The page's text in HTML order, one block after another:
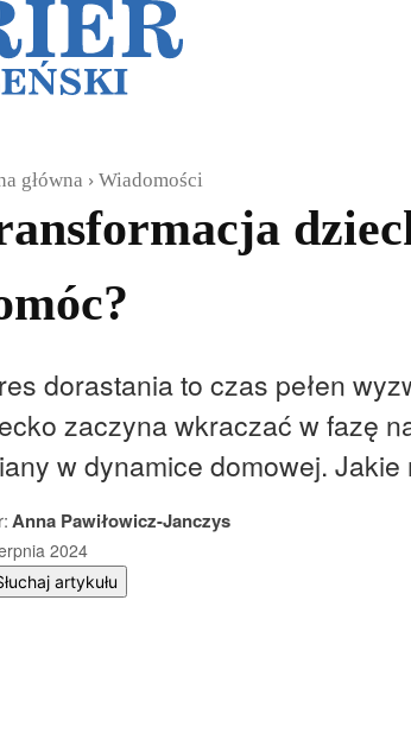
główna Wiadomości
dorastania to czas pełen
zaczyna wkraczać w fazę
w dynamice domowej.
Anna Pawiłowicz-Janczys
2024
artykułu